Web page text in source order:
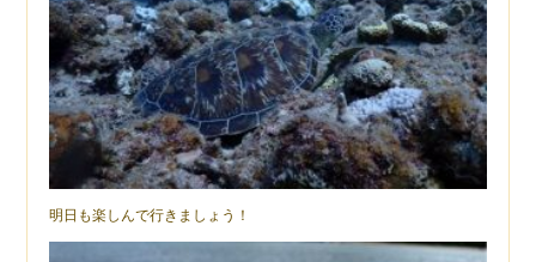
明日も楽しんで行きましょう！